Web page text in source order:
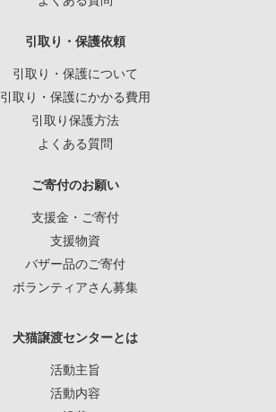
引取り・保護依頼
引取り・保護について
引取り・保護にかかる費用
引取り保護方法
よくある質問
ご寄付のお願い
支援金・ご寄付
支援物資
バザー品のご寄付
ボランティアさん募集
犬猫譲渡センターとは
活動主旨
活動内容